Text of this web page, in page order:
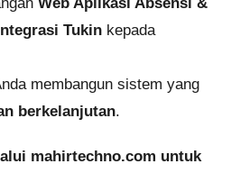
Tukin kepada
membangun sistem yang
berkelanjutan.
mahirtechno.com untuk